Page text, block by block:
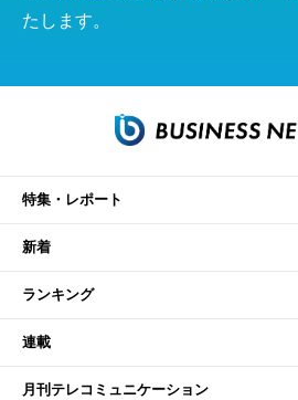
たします。
特集・レポート
新着
ランキング
連載
月刊テレコミュニケーション